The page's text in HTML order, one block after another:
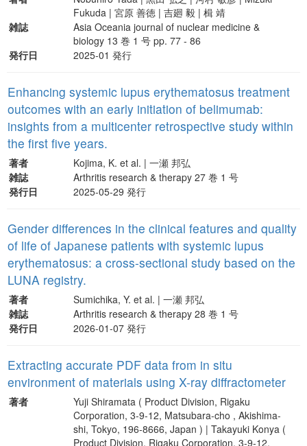
Fukuda | 宮原 善徳 | 吉廻 毅 | 楫 靖
雑誌
Asia Oceania journal of nuclear medicine &
biology 13 巻 1 号 pp. 77 - 86
発行日
2025-01 発行
Enhancing systemic lupus erythematosus treatment
outcomes with an early initiation of belimumab:
insights from a multicenter retrospective study within
the first five years.
著者
Kojima, K. et al. | 一瀬 邦弘
雑誌
Arthritis research & therapy 27 巻 1 号
発行日
2025-05-29 発行
Gender differences in the clinical features and quality
of life of Japanese patients with systemic lupus
erythematosus: a cross-sectional study based on the
LUNA registry.
著者
Sumichika, Y. et al. | 一瀬 邦弘
雑誌
Arthritis research & therapy 28 巻 1 号
発行日
2026-01-07 発行
Extracting accurate PDF data from in situ
environment of materials using X-ray diffractometer
著者
Yuji Shiramata ( Product Division, Rigaku
Corporation, 3-9-12, Matsubara-cho , Akishima-
shi, Tokyo, 196-8666, Japan ) | Takayuki Konya (
Product Division, Rigaku Corporation, 3-9-12,